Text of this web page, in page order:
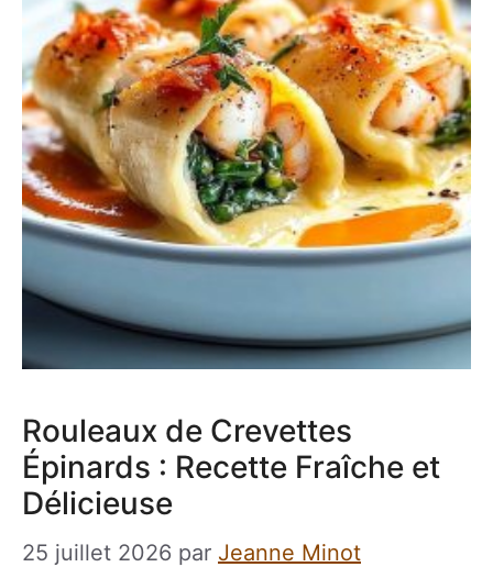
Rouleaux de Crevettes
Épinards : Recette Fraîche et
Délicieuse
25 juillet 2026 par Jeanne Minot